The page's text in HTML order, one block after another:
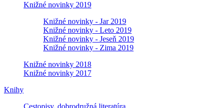
Knižné novinky 2019
Knižné novinky - Jar 2019
Knižné novinky - Leto 2019
Knižné novinky - Jeseň 2019
Knižné novinky - Zima 2019
Knižné novinky 2018
Knižné novinky 2017
Knihy
Cestopisy, dobrodružná literatúra